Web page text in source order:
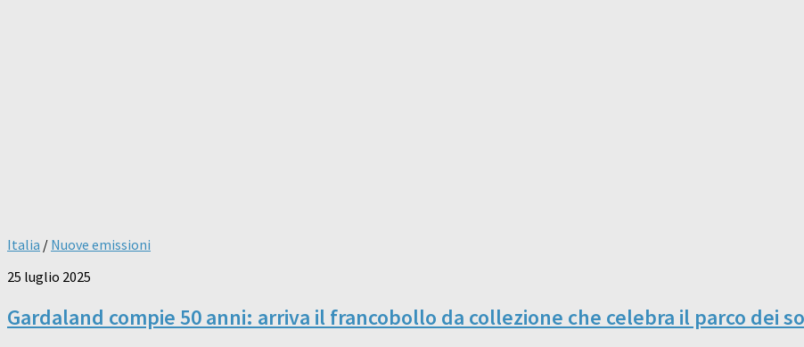
Italia / Nuove emissioni
25 luglio 2025
Gardaland compie 50 anni: arriva il francobollo da collezione che celebra il parco dei